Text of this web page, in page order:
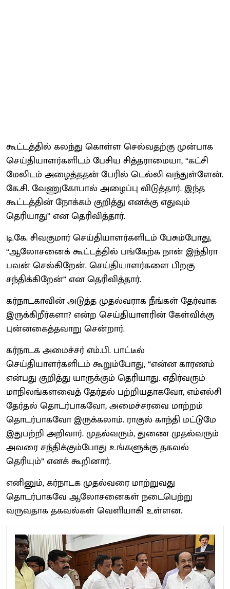
கூட்டத்தில் கலந்து கொள்ள செல்வதற்கு முன்பாக
செய்தியாளர்களிடம் பேசிய சித்தராமையா, “கட்சி
மேலிடம் அழைத்ததன் பேரில் டெல்லி வந்துள்ளேன்.
கே.சி. வேணுகோபால் அழைப்பு விடுத்தார். இந்த
கூட்டத்தின் நோக்கம் குறித்து எனக்கு எதுவும்
தெரியாது” என தெரிவித்தார்.
டி.கே. சிவகுமார் செய்தியாளர்களிடம் பேசும்போது,
“ஆலோசனைக் கூட்டத்தில் பங்கேற்க நான் இந்திரா
பவன் செல்கிறேன். செய்தியாளர்களை பிறகு
சந்திக்கிறேன்” என தெரிவித்தார்.
கர்நாடகாவின் அடுத்த முதல்வராக நீங்கள் தேர்வாக
இருக்கிறீர்களா? என்ற செய்தியாளரின் கேள்விக்கு
புன்னகைத்தவாறு சென்றார்.
கர்நாடக அமைச்சர் எம்.பி. பாட்டீல்
செய்தியாளர்களிடம் கூறும்போது, “என்ன காரணம்
என்பது குறித்து யாருக்கும் தெரியாது. எதிர்வரும்
மாநிலங்களவைத் தேர்தல் பற்றியதாகவோ, எம்எல்சி
தேர்தல் தொடர்பாகவோ, அமைச்சரவை மாற்றம்
தொடர்பாகவோ இருக்கலாம். ராகுல் காந்தி மட்டுமே
இதுபற்றி அறிவார். முதல்வரும், துணை முதல்வரும்
அவரை சந்திக்கும்போது உங்களுக்கு தகவல்
தெரியும்” எனக் கூறினார்.
எனினும், கர்நாடக முதல்வரை மாற்றுவது
தொடர்பாகவே ஆலோசனைகள் நடைபெற்று
வருவதாக தகவல்கள் வெளியாகி உள்ளன.